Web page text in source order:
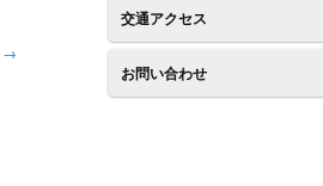
→
交通アクセス
お問い合わせ